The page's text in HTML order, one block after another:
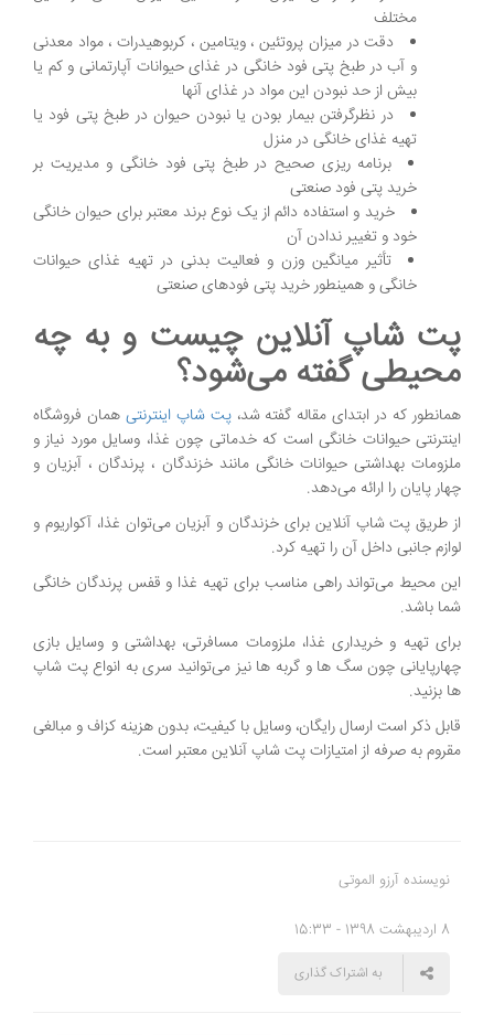
مختلف
دقت در میزان پروتئین ، ویتامین ، کربوهیدرات ، مواد معدنی
و آب در طبخ پتی فود خانگی در غذای حیوانات آپارتمانی و کم یا
بیش از حد نبودن این مواد در غذای آنها
در نظرگرفتن بیمار بودن یا نبودن حیوان در طبخ پتی فود یا
تهیه غذای خانگی در منزل
برنامه ریزی صحیح در طبخ پتی فود خانگی و مدیریت بر
خرید پتی فود صنعتی
خرید و استفاده دائم از یک نوع برند معتبر برای حیوان خانگی
خود و تغییر ندادن آن
تأثیر میانگین وزن و فعالیت بدنی در تهیه غذای حیوانات
خانگی و همینطور خرید پتی فودهای صنعتی
پت شاپ آنلاین چیست و به چه
محیطی گفته می‌شود؟
همانطور که در ابتدای مقاله گفته شد،پت شاپ اینترنتی همان فروشگاه
اینترنتی حیوانات خانگی است که خدماتی چون غذا، وسایل مورد نیاز و
ملزومات بهداشتی حیوانات خانگی مانند خزندگان ، پرندگان ، آبزیان و
چهار پایان را ارائه می‌دهد.
از طریق پت شاپ آنلاین برای خزندگان و آبزیان می‌توان غذا، آکواریوم و
لوازم جانبی داخل آن را تهیه کرد.
این محیط می‌تواند راهی مناسب برای تهیه غذا و قفس پرندگان خانگی
شما باشد.
برای تهیه و خریداری غذا، ملزومات مسافرتی، بهداشتی و وسایل بازی
چهارپایانی چون سگ‌ ها و گربه‌ ها نیز می‌توانید سری به انواع پت شاپ
ها بزنید.
قابل ذکر است ارسال رایگان، وسایل با کیفیت، بدون هزینه کزاف و مبالغی
مقروم به صرفه از امتیازات پت شاپ آنلاین معتبر است.
نویسنده آرزو الموتی
8 اردیبهشت 1398 - 15:33
به اشتراک گذاری